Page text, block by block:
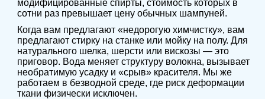
модифицированные спирты, стоимость которых в
сотни раз превышает цену обычных шампуней.
Когда вам предлагают «недорогую химчистку», вам
предлагают стирку на станке или мойку на полу. Для
натурального шелка, шерсти или вискозы — это
приговор. Вода меняет структуру волокна, вызывает
необратимую усадку и «срыв» красителя. Мы же
работаем в безводной среде, где риск деформации
ткани физически исключен.